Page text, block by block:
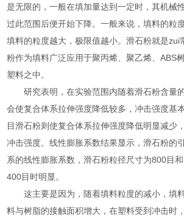
是无限的，一般在填加量达到一定时，其机械
过此范围 后便开始下降。一般来说，填料的粒
填料的粒度越大，极限值越小。滑石粉就是zui
粉作为填料广泛应用于聚丙烯、聚乙烯、ABS
塑料之中。
研究表明，在实验范围内随着滑石粉含量
会使复合体系拉伸强度降低较多，冲击强度基
目滑石粉则使复合体系拉伸强度降低明显减少
冲击强度。线性膨胀系数结果显示，滑石粉的
系的线性膨胀系数，滑石粉粒径尺寸为800目
400目 时明显。
这主要是因为， 随着填料粒度的减小，填
料与树脂的接触面积增大，在塑料受到冲击时